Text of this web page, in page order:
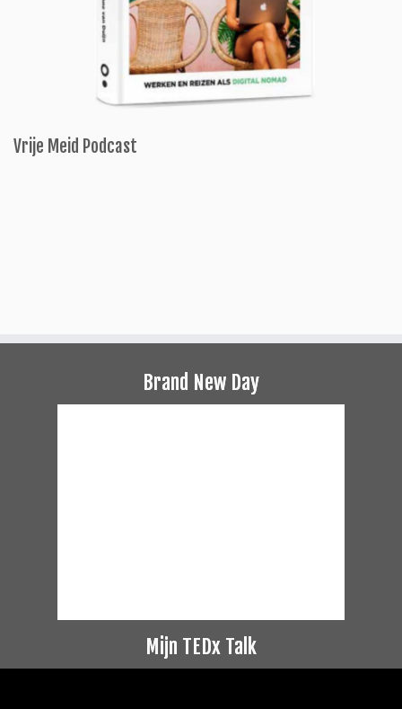
Vrije Meid Podcast
Brand New Day
Mijn TEDx Talk